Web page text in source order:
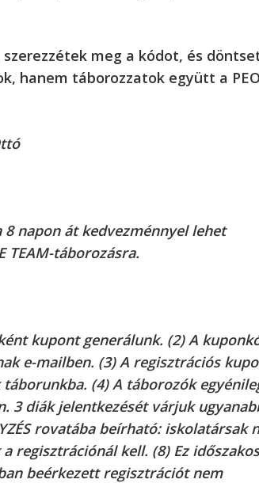
meg a kódot, és
hanem táborozzatok együtt a
8 napon át kedvezménnyel lehet
TEAM-táborozásra.
kupont generálunk. (2) A
e-mailben. (3) A regisztrációs
(4) A táborozók
3 diák jelentkezését várjuk
rovatába beírható: iskolatársak
regisztrációnál kell. (8) Ez
beérkezett regisztrációt nem